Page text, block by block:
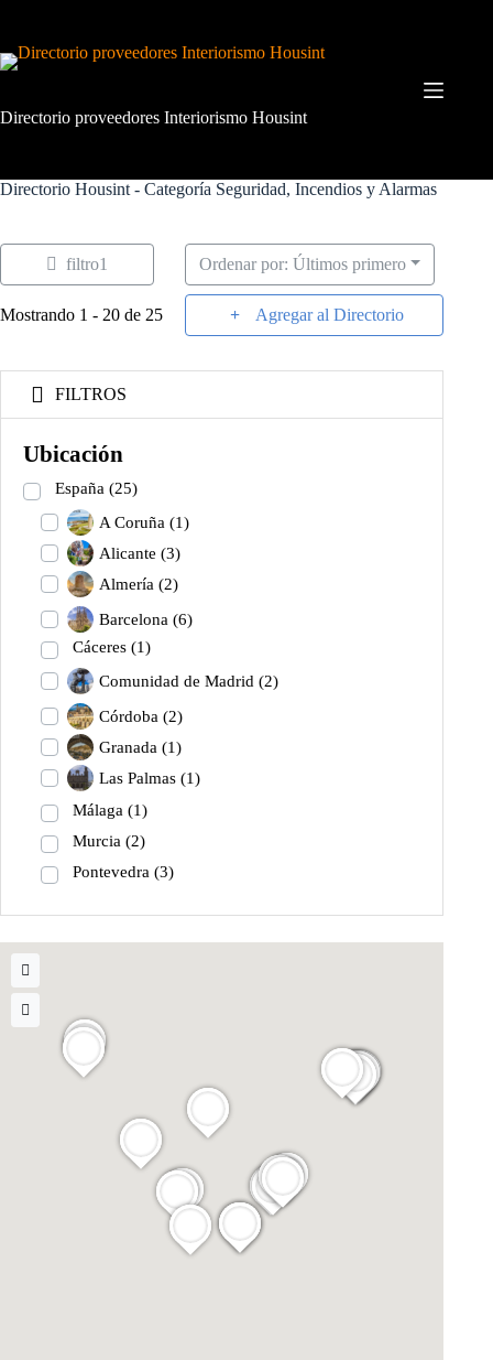
contenido
Directorio proveedores Interiorismo Housint
Directorio Housint - Categoría Seguridad, Incendios y Alarmas
filtro1
Mostrando 1 - 20 de 25
Ordenar por: Últimos primero
Agregar al Directorio
FILTROS
Ubicación
España (25)
A Coruña (1)
Alicante (3)
Almería (2)
Barcelona (6)
Cáceres (1)
Comunidad de Madrid (2)
Córdoba (2)
Granada (1)
Las Palmas (1)
Málaga (1)
Murcia (2)
Pontevedra (3)